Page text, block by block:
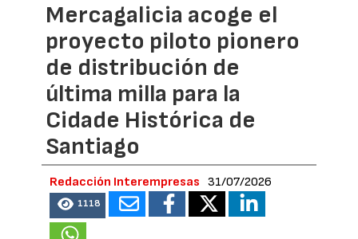
Mercagalicia acoge el
proyecto piloto pionero
de distribución de
última milla para la
Cidade Histórica de
Santiago
Redacción Interempresas 31/07/2026
1118